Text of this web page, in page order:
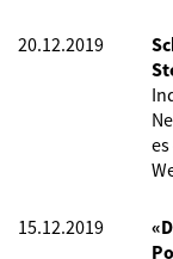
20.12.2019
15.12.2019